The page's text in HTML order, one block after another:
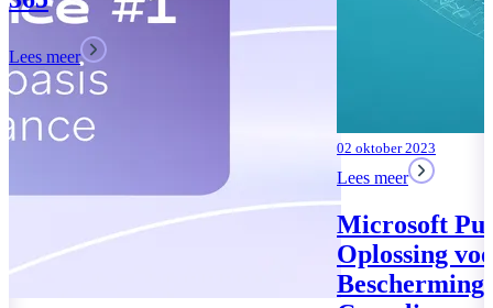
Microsoft Purview: Uw
Oplossing voor Data